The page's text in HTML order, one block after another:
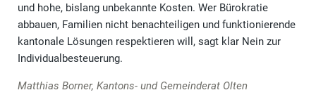
und hohe, bislang unbekannte Kosten. Wer Bürokratie
abbauen, Familien nicht benachteiligen und funktionierende
kantonale Lösungen respektieren will, sagt klar Nein zur
Individualbesteuerung.
Matthias Borner, Kantons- und Gemeinderat Olten